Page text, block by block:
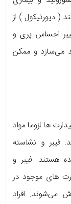
( دیورتیکول ) از
احساس پری و
می‌سازد و ممکن
ها لزوما مواد
فیبر و نشاسته
هستند. فیبر و
های موجود در
می‌شوند. افراد